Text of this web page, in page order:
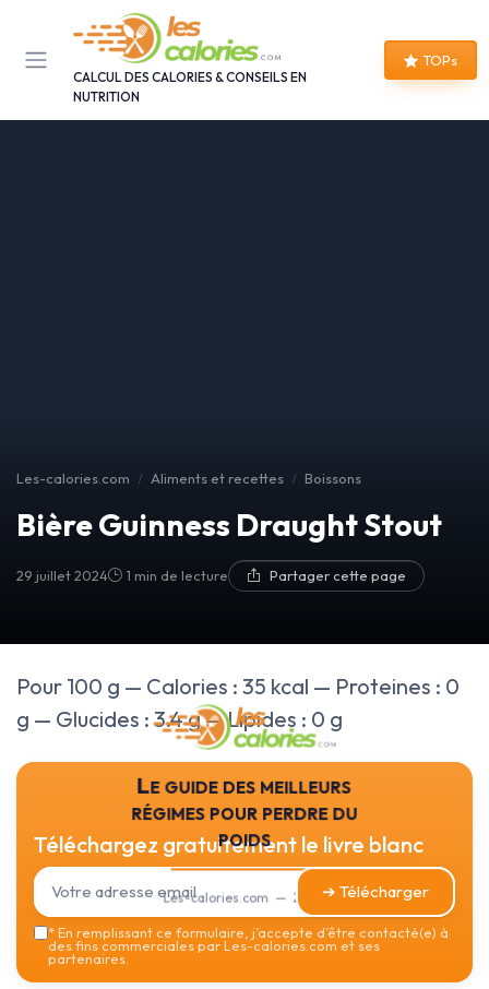
CALCUL DES CALORIES & CONSEILS EN
NUTRITION
TOPs
Les-calories.com Aliments et recettes Boissons
Bière Guinness Draught Stout
29 juillet 2024 1 min de lecture Partager cette page
Pour 100 g — Calories : 35 kcal — Proteines : 0
g — Glucides : 3.4 g — Lipides : 0 g
Le guide des meilleurs
régimes pour perdre du
poids
Les-calories.com — 2026
Téléchargez gratuitement le livre blanc
➔ Télécharger
*En remplissant ce formulaire, j’accepte d’être contacté(e) à
des fins commerciales par Les-calories.com et ses
partenaires.
Panneau de gestion des cookies